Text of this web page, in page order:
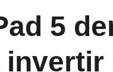
5
invertir